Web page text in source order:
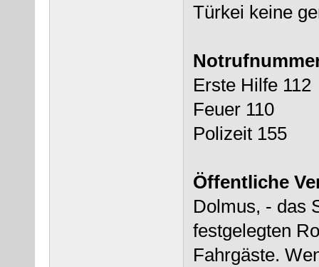
Türkei keine
Erste Hilfe 112
Feuer 110
Polizeit 155
Öffentliche
Dolmus, - das
festgelegten
Fahrgäste.